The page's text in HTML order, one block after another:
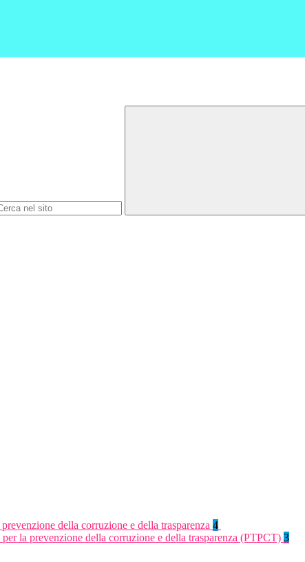
della corruzione e della trasparenza 4
la prevenzione della corruzione e della trasparenza (PTPCT) 3